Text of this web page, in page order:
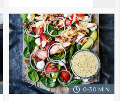
0-30 MIN.